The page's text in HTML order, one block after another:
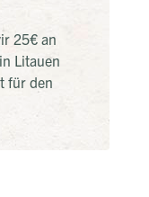
25€ an
Litauen
für den